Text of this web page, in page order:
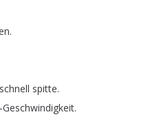
.
schnell spitte.
.